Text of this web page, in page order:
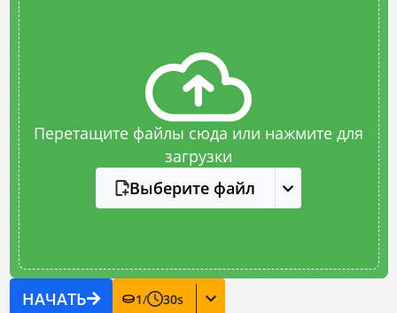
Перетащите файлы сюда или нажмите для
загрузки
Выберите файл
НАЧАТЬ 1/ 30s